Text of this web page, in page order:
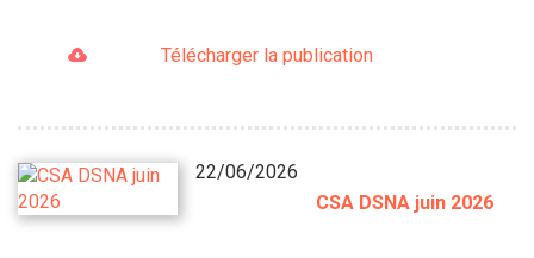
Télécharger la publication
22/06/2026
CSA DSNA juin 2026